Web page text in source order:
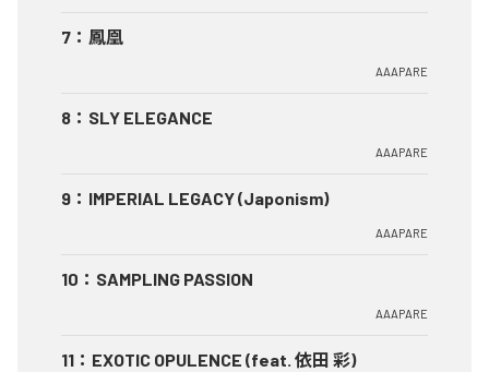
7 ： 鳳凰
AAAPARE
8 ： SLY ELEGANCE
AAAPARE
9 ： IMPERIAL LEGACY (Japonism)
AAAPARE
10 ： SAMPLING PASSION
AAAPARE
11 ： EXOTIC OPULENCE (feat. 依田 彩)